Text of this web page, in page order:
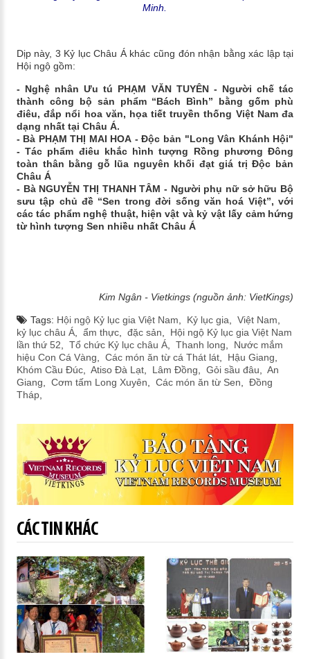
Minh.
Dịp này, 3 Kỷ lục Châu Á khác cũng đón nhận bằng xác lập tại
Hội ngộ gồm:
- Nghệ nhân Ưu tú PHẠM VĂN TUYÊN - Người chế tác
thành công bộ sản phẩm “Bách Bình” bằng gốm phù
điêu, đắp nổi hoa văn, họa tiết truyền thống Việt Nam đa
dạng nhất tại Châu Á.
- Bà PHẠM THỊ MAI HOA - Độc bản "Long Vân Khánh Hội"
- Tác phẩm điêu khắc hình tượng Rồng phương Đông
toàn thân bằng gỗ lũa nguyên khối đạt giá trị Độc bản
Châu Á
- Bà NGUYỄN THỊ THANH TÂM - Người phụ nữ sở hữu Bộ
sưu tập chủ đề “Sen trong đời sống văn hoá Việt”, với
các tác phẩm nghệ thuật, hiện vật và kỷ vật lấy cảm hứng
từ hình tượng Sen nhiều nhất Châu Á
Kim Ngân - Vietkings (nguồn ảnh: VietKings)
Tags: Hội ngộ Kỷ lục gia Việt Nam Kỷ lục gia Việt Nam
kỷ lục châu Á, ẩm thực, đặc sản
Hội ngộ Kỷ lục gia Việt Nam
lần thứ 52
Tổ chức Kỷ lục châu Á, Thanh long
Nước mắm
hiệu Con Cá Vàng
Các món ăn từ cá Thát lát, Hậu Giang
Khóm Cầu Đúc, Atiso Đà Lạt, Lâm Đồng Gỏi sầu đâu
An
Giang
Cơm tấm Long Xuyên Các món ăn từ Sen
Đồng
Tháp,
CÁC TIN KHÁC